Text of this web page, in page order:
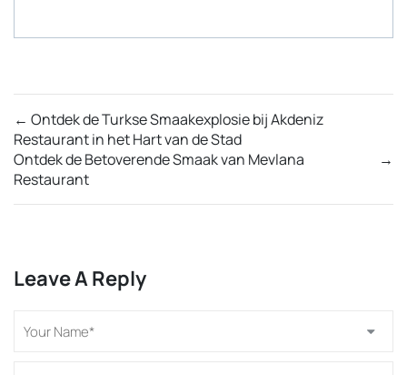
← Ontdek de Turkse Smaakexplosie bij Akdeniz
Restaurant in het Hart van de Stad
→
Ontdek de Betoverende Smaak van Mevlana
Restaurant
Leave A Reply